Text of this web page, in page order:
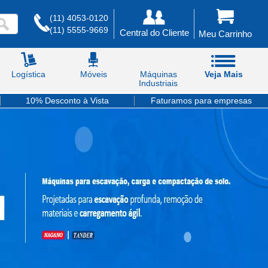
(11) 4053-0120
(11) 5555-9669
Central do Cliente Meu Carrinho
Logística Móveis
Máquinas
Industriais
Veja Mais
10% Desconto à Vista Faturamos para empresas